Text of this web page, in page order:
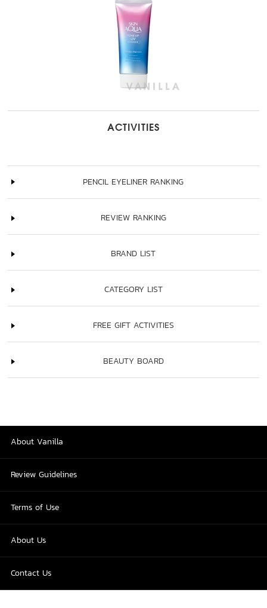
ACTIVITIES
PENCIL EYELINER RANKING
REVIEW RANKING
BRAND LIST
CATEGORY LIST
FREE GIFT ACTIVITIES
BEAUTY BOARD
About Vanilla
Review Guidelines
Terms of Use
About Us
Contact Us